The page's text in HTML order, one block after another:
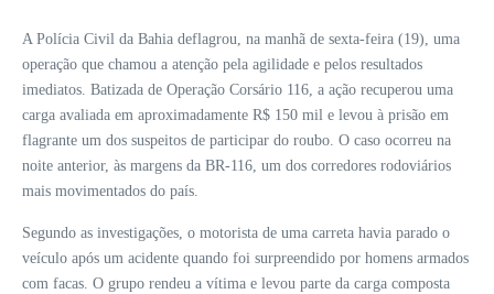
A Polícia Civil da Bahia deflagrou, na manhã de sexta-feira (19), uma
operação que chamou a atenção pela agilidade e pelos resultados
imediatos. Batizada de Operação Corsário 116, a ação recuperou uma
carga avaliada em aproximadamente R$ 150 mil e levou à prisão em
flagrante um dos suspeitos de participar do roubo. O caso ocorreu na
noite anterior, às margens da BR‑116, um dos corredores rodoviários
mais movimentados do país.
Segundo as investigações, o motorista de uma carreta havia parado o
veículo após um acidente quando foi surpreendido por homens armados
com facas. O grupo rendeu a vítima e levou parte da carga composta